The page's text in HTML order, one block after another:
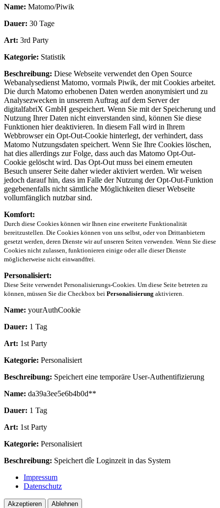
Name: Matomo/Piwik
Dauer: 30 Tage
Art: 3rd Party
Kategorie: Statistik
Beschreibung: Diese Webseite verwendet den Open Source
Webanalysedienst Matomo, vormals Piwik, der mit Cookies arbeitet.
Die durch Matomo erhobenen Daten werden anonymisiert und zu
Analysezwecken in unserem Auftrag auf dem Server der
digitalfabriX GmbH gespeichert. Wenn Sie mit der Speicherung und
Nutzung Ihrer Daten nicht einverstanden sind, können Sie diese
Funktionen hier deaktivieren. In diesem Fall wird in Ihrem
Webbrowser ein Opt-Out-Cookie hinterlegt, der verhindert, dass
Matomo Nutzungsdaten speichert. Wenn Sie Ihre Cookies löschen,
hat dies allerdings zur Folge, dass auch das Matomo Opt-Out-
Cookie gelöscht wird. Das Opt-Out muss bei einem erneuten
Besuch unserer Seite daher wieder aktiviert werden. Wir weisen
jedoch darauf hin, dass im Falle der Nutzung der Opt-Out-Funktion
gegebenenfalls nicht sämtliche Möglichkeiten dieser Webseite
vollumfänglich nutzbar sind.
Komfort:
Durch diese Cookies können wir Ihnen eine erweiterte Funktionalität
bereitzustellen. Die Cookies können von uns selbst, oder von Drittanbietern
gesetzt werden, deren Dienste wir auf unseren Seiten verwenden. Wenn Sie diese
Cookies nicht zulassen, funktionieren einige oder alle dieser Dienste
möglicherweise nicht einwandfrei.
Personalisiert:
Diese Seite verwendet Personalisierungs-Cookies. Um diese Seite betreten zu
können, müssen Sie die Checkbox bei Personalisierung aktivieren.
Name: yourAuthCookie
Dauer: 1 Tag
Art: 1st Party
Kategorie: Personalisiert
Beschreibung: Speichert eine temporäre User-Authentifizierung
Name: da39a3ee5e6b4b0d**
Dauer: 1 Tag
Art: 1st Party
Kategorie: Personalisiert
Beschreibung: Speichert dîe Loginzeit in das System
Impressum
Datenschutz
Akzeptieren Ablehnen